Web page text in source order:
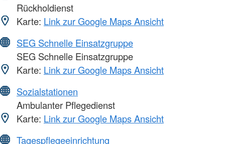
Rückholdienst
Karte: Link zur Google Maps Ansicht
SEG Schnelle Einsatzgruppe
SEG Schnelle Einsatzgruppe
Karte: Link zur Google Maps Ansicht
Sozialstationen
Ambulanter Pflegedienst
Karte: Link zur Google Maps Ansicht
Tagespflegeeinrichtung